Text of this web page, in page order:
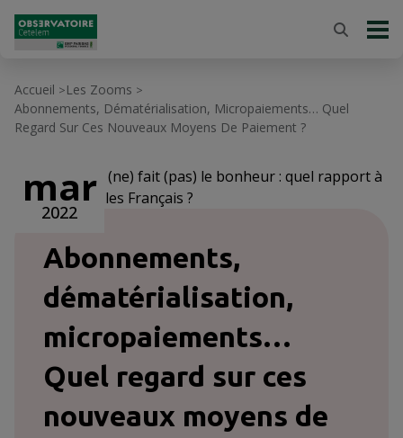
Accueil >Les Zooms >
Abonnements, Dématérialisation, Micropaiements… Quel
Regard Sur Ces Nouveaux Moyens De Paiement ?
2 / 3L'argent (ne) fait (pas) le bonheur : quel rapport à
l'argent chez les Français ?
Abonnements,
dématérialisation,
micropaiements…
Quel regard sur ces
nouveaux moyens de
mar
2022